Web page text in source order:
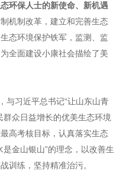
环保人士的新使命、新机遇
机制改革，建立和完善生态
态环境保护铁军，监测、监
全面建设小康社会描绘了美
与习近平总书记“让山东山青
群众日益增长的优美生态环境
高考核目标，认真落实生态
金山银山”的理念，以改善生
训练，坚持精准治污。